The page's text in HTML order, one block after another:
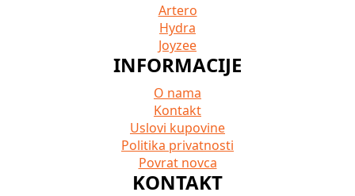
Artero
Hydra
Joyzee
INFORMACIJE
O nama
Kontakt
Uslovi kupovine
Politika privatnosti
Povrat novca
KONTAKT